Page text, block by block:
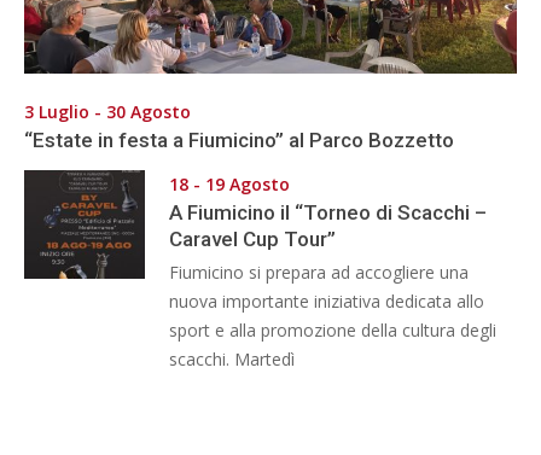
3 Luglio - 30 Agosto
“Estate in festa a Fiumicino” al Parco Bozzetto
18 - 19 Agosto
A Fiumicino il “Torneo di Scacchi –
Caravel Cup Tour”
Fiumicino si prepara ad accogliere una
nuova importante iniziativa dedicata allo
sport e alla promozione della cultura degli
scacchi. Martedì